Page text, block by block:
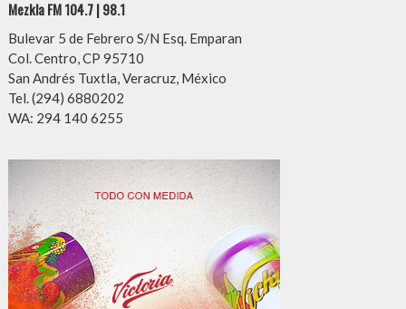
Mezkla FM 104.7 | 98.1
Bulevar 5 de Febrero S/N Esq. Emparan
Col. Centro, CP 95710
San Andrés Tuxtla, Veracruz, México
Tel. (294) 6880202
WA: 294 140 6255